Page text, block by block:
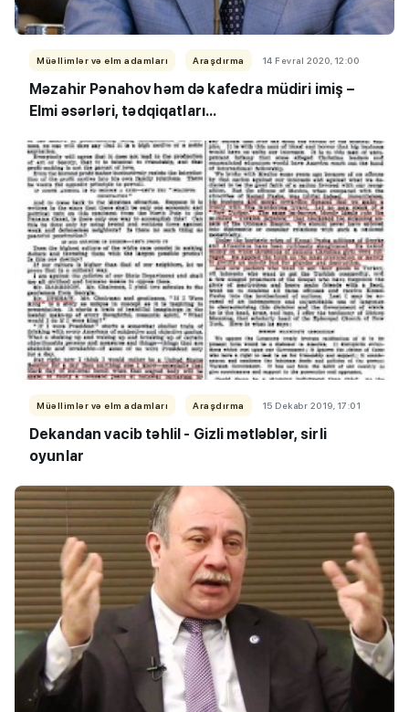
Müəllimlər və elm adamları Araşdırma 14 Fevral 2020, 12:00
Məzahir Pənahov həm də kafedra müdiri imiş –
Elmi əsərləri, tədqiqatları...
Müəllimlər və elm adamları Araşdırma 15 Dekabr 2019, 17:01
Dekandan vacib təhlil - Gizli mətləblər, sirli
oyunlar